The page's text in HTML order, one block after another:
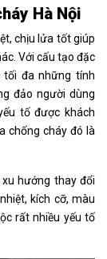
Hà Nội
chịu lửa tốt giúp
Với cấu tạo đặc
đa những tính
đảo người dùng
tố được khách
chống cháy đó là
xu hướng thay đổi
kích cỡ, màu
rất nhiều yếu tố